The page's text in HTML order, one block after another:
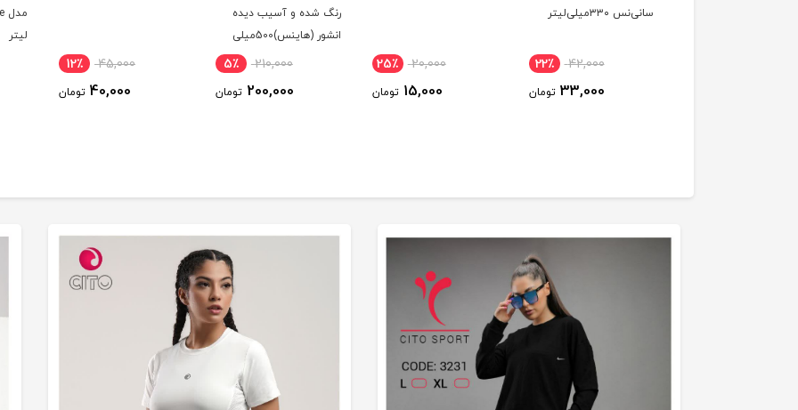
سانی‌نس ۳۳۰میلی‌لیتر
42,000 22٪
33,000 تومان
20,000 25٪
15,000 تومان
رنگ شده و آسیب دیده
انشور (هاینس)500میلی
210,000 5٪
200,000 تومان
45,000 12٪
40,000 تومان
لیتر